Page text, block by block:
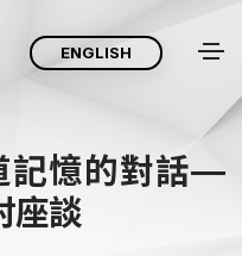
ENGLISH
記憶的對話—
座談